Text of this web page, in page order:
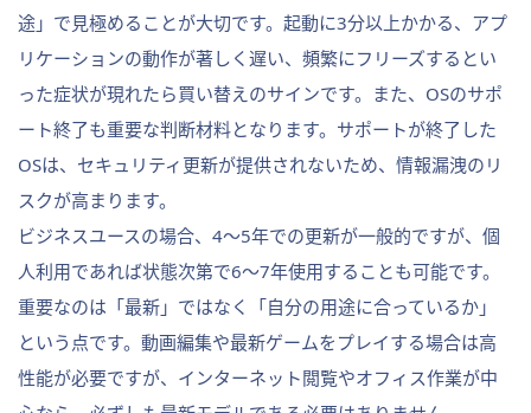
途」で見極めることが大切です。起動に3分以上かかる、アプ
リケーションの動作が著しく遅い、頻繁にフリーズするとい
った症状が現れたら買い替えのサインです。また、OSのサポ
ート終了も重要な判断材料となります。サポートが終了した
OSは、セキュリティ更新が提供されないため、情報漏洩のリ
スクが高まります。
ビジネスユースの場合、4〜5年での更新が一般的ですが、個
人利用であれば状態次第で6〜7年使用することも可能です。
重要なのは「最新」ではなく「自分の用途に合っているか」
という点です。動画編集や最新ゲームをプレイする場合は高
性能が必要ですが、インターネット閲覧やオフィス作業が中